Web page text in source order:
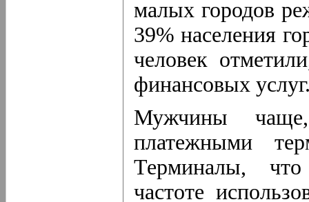
малых городов
39% населения
человек
финансовых
Мужчины
платежными
Терминалы,
частоте